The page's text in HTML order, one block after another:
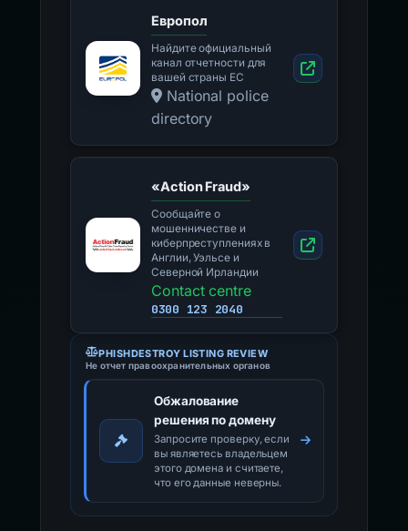
Европол
Найдите официальный
канал отчетности для
вашей страны ЕС
National police
directory
«Action Fraud»
Сообщайте о
мошенничестве и
киберпреступлениях в
Англии, Уэльсе и
Северной Ирландии
Contact centre
0300 123 2040
PHISHDESTROY LISTING REVIEW
Не отчет правоохранительных органов
Обжалование
решения по домену
Запросите проверку, если
вы являетесь владельцем
этого домена и считаете,
что его данные неверны.